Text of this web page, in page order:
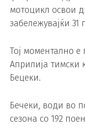
мотоцикл освои
забележувајќи 31
Тој моментално е
Априлија тимски
Бецеки.
Бечеки, води во
сезона со 192